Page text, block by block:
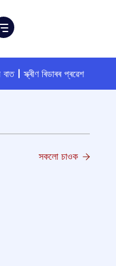
Menu
স্ক্ৰীণ ৰিডাৰৰ প্ৰৱেশ
সকলো চাওক